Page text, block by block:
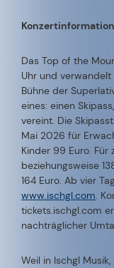
Das Top of the
Uhr und
Bühne der
eines: einen
vereint. Die
Mai 2026 für
Kinder 99 Euro. Für
beziehungsweise
164 Euro. Ab vier
www.ischgl.com.
tickets.ischgl.com
nachträglicher
Weil in Ischgl